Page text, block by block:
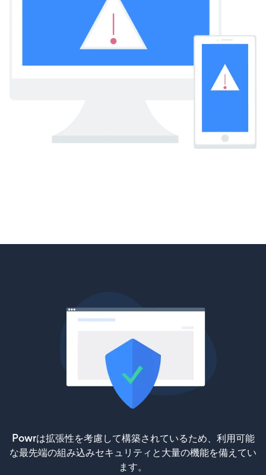
Powrは拡張性を考慮して構築されているため、利用可能
な最先端の組み込みセキュリティと大量の機能を備えてい
ます。